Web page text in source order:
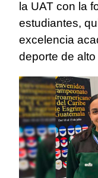
la UAT con la
estudiantes,
excelencia
deporte de